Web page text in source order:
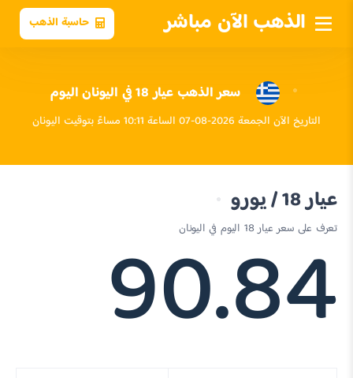
الذهب الآن مباشر حاسبة الذهب
سعر الذهب عيار 18 في اليونان اليوم
التاريخ الآن الجمعة 2026-08-07 الساعة 10:11 مساءً بتوقيت اليونان
عيار 18 / يورو
تعرف على سعر عيار 18 اليوم في اليونان
90.84